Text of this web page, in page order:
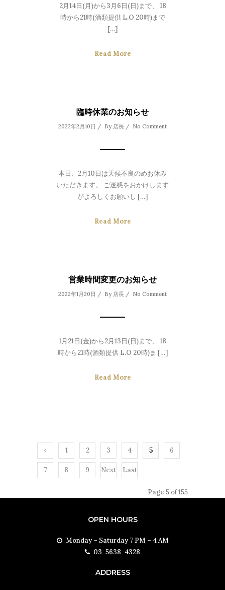
2月14日(月)から3月6日(日)まで、 18
時から21時(酒類提供 L.O 20時)まで
[…]
Read More
臨時休業のお知らせ
2022年2月10日 / By 店長 / No Comment
本日、2月10日は天候不良のめお休み
いただきます。 ご迷惑をおかけします
がよろしくお願いし […]
Read More
営業時間変更のお知らせ
2022年1月20日 / By 店長 / No Comment
1月21日(金)から2月13日(日)まで、 18
時から21時(酒類提供 L.O 20時)ま […]
Read More
‹
Prev
ious
1 2 3 4 5 6
7 8 9
Next
Last
Page 5 of 155
OPEN HOURS
Monday – Saturday 7 PM – 4 AM
03-5638-4328
ADDRESS